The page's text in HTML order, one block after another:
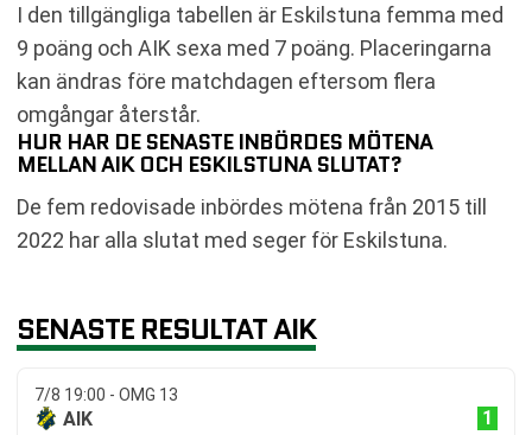
I den tillgängliga tabellen är Eskilstuna femma med
9 poäng och AIK sexa med 7 poäng. Placeringarna
kan ändras före matchdagen eftersom flera
omgångar återstår.
HUR HAR DE SENASTE INBÖRDES MÖTENA
MELLAN AIK OCH ESKILSTUNA SLUTAT?
De fem redovisade inbördes mötena från 2015 till
2022 har alla slutat med seger för Eskilstuna.
SENASTE RESULTAT AIK
7/8 19:00 - OMG 13
AIK
1